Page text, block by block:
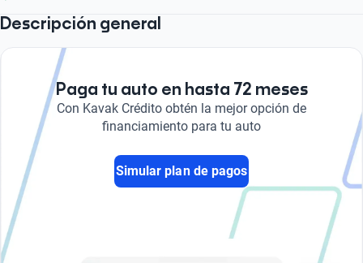
Descripción general
Paga tu auto en hasta 72 meses
Con Kavak Crédito obtén la mejor opción de
financiamiento para tu auto
Simular plan de pagos